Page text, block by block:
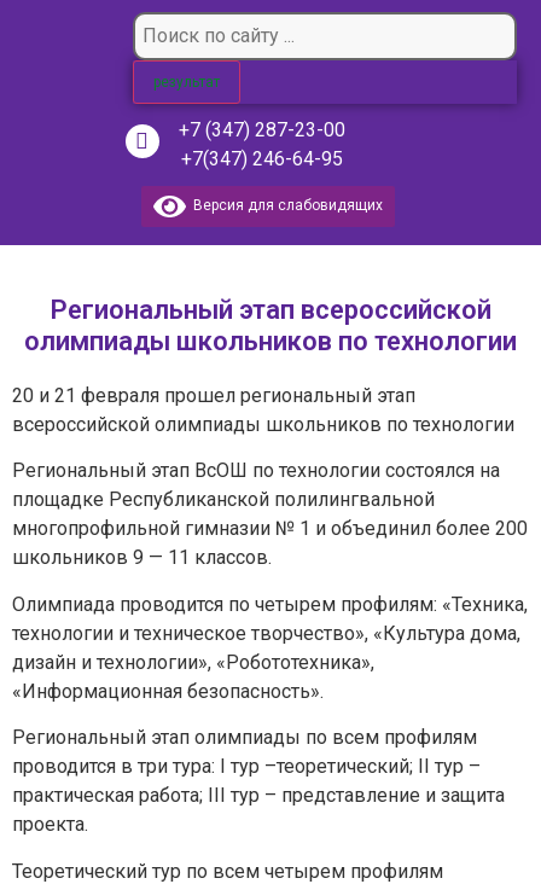
результат
+7 (347) 287-23-00
+7(347) 246-64-95
Версия для слабовидящих
Региональный этап всероссийской
олимпиады школьников по технологии
20 и 21 февраля прошел региональный этап
всероссийской олимпиады школьников по технологии
Региональный этап ВсОШ по технологии состоялся на
площадке Республиканской полилингвальной
многопрофильной гимназии № 1 и объединил более 200
школьников 9 — 11 классов.
Олимпиада проводится по четырем профилям: «Техника,
технологии и техническое творчество», «Культура дома,
дизайн и технологии», «Робототехника»,
«Информационная безопасность».
Региональный этап олимпиады по всем профилям
проводится в три тура: I тур –теоретический; II тур –
практическая работа; III тур – представление и защита
проекта.
Теоретический тур по всем четырем профилям